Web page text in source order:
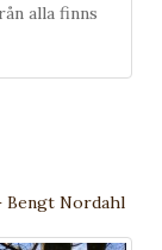
alla finns
Bengt Nordahl